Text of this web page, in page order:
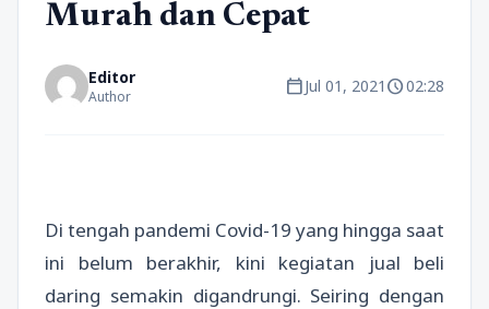
Murah dan Cepat
Editor
Author calendar_todayJul 01, 2021 schedule02:28
Di tengah pandemi Covid-19 yang hingga saat
ini belum berakhir, kini kegiatan jual beli
daring semakin digandrungi. Seiring dengan